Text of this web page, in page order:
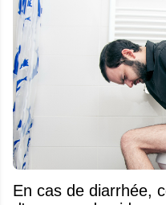
En cas de diarrhée,